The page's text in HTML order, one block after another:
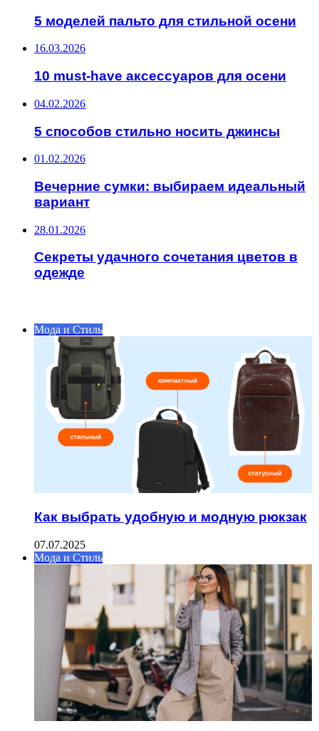
5 моделей пальто для стильной осени
16.03.2026
10 must-have аксессуаров для осени
04.02.2026
5 способов стильно носить джинсы
01.02.2026
Вечерние сумки: выбираем идеальный
вариант
28.01.2026
Секреты удачного сочетания цветов в
одежде
Мода и Стиль
Как выбрать удобную и модную рюкзак
07.07.2025
Мода и Стиль